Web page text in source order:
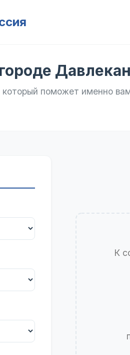
поможет именно
К